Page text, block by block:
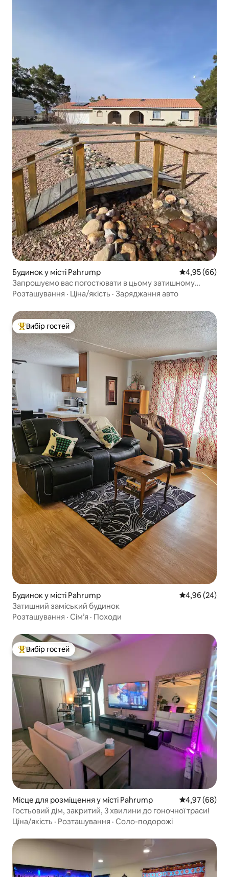
Будинок у місті Pahrump Середня
4,95 (66)
Запрошуємо вас погостювати в цьому затишному
помешканні
Розташування · Ціна/якість · Заряджання авто
Топ вибір гостей
Вибір гостей
Будинок у місті Pahrump Середня
4,96 (24)
Затишний заміський будинок
Розташування · Сім’я · Походи
Топ вибір гостей
Вибір гостей
Місце для розміщення у місті Pahrump Середня
4,97 (68)
Гостьовий дім, закритий, 3 хвилини до гоночної траси!
Ціна/якість · Розташування · Соло-подорожі